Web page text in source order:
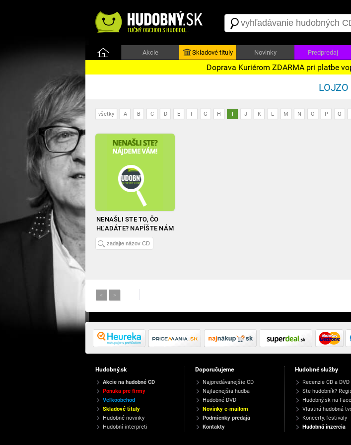
Akcie Skladové tituly Novinky Predpredaj
Doprava Kuriérom ZDARMA pri platbe
LOJZO
všetky A B C D E F G H I J K L M N O P Q
NENAŠLI STE TO, ČO
HĽADÁTE? NAPÍŠTE NÁM
< >
Hudobný.sk
Akcie na hudobné CD
Ponuka pre firmy
Veľkoobchod
Skladové tituly
Hudobné novinky
Hudobní interpreti
Doporučujeme
Najpredávanejšie CD
Najlacnejšia hudba
Hudobné DVD
Novinky e-mailom
Podmienky predaja
Kontakty
Hudobné služby
Recenzie CD a DVD
Ste hudobník?
Hudobný.sk na
Vlastná hudobná
Koncerty, festivaly
Hudobná inzercia